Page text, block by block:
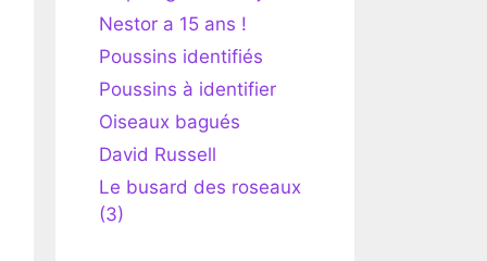
Nestor a 15 ans !
Poussins identifiés
Poussins à identifier
Oiseaux bagués
David Russell
Le busard des roseaux
(3)